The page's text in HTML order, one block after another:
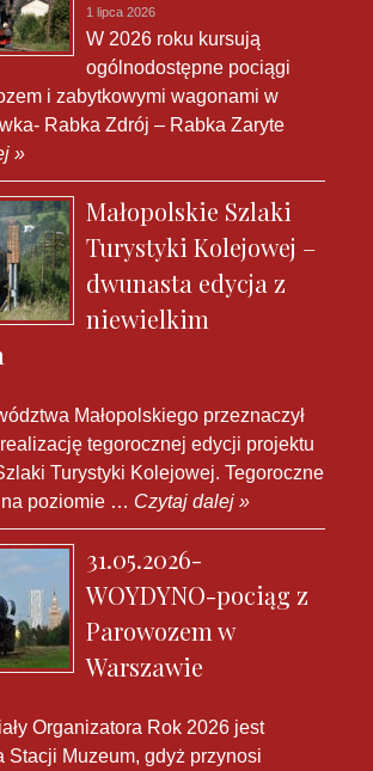
1 lipca 2026
W 2026 roku kursują
ogólnodostępne pociągi
i zabytkowymi wagonami w
Rabka Zdrój – Rabka Zaryte
»
Małopolskie Szlaki
Turystyki Kolejowej –
dwunasta edycja z
niewielkim
Małopolskiego przeznaczył
tegorocznej edycji projektu
Turystyki Kolejowej. Tegoroczne
poziomie … Czytaj dalej »
31.05.2026-
WOYDYNO-pociąg z
Parowozem w
Warszawie
Organizatora Rok 2026 jest
Stacji Muzeum, gdyż przynosi